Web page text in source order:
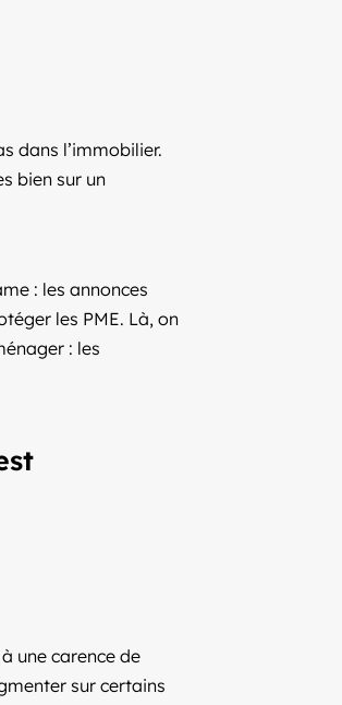
dans l’immobilier.
bien sur un
: les annonces
les PME. Là, on
: les
une carence de
sur certains